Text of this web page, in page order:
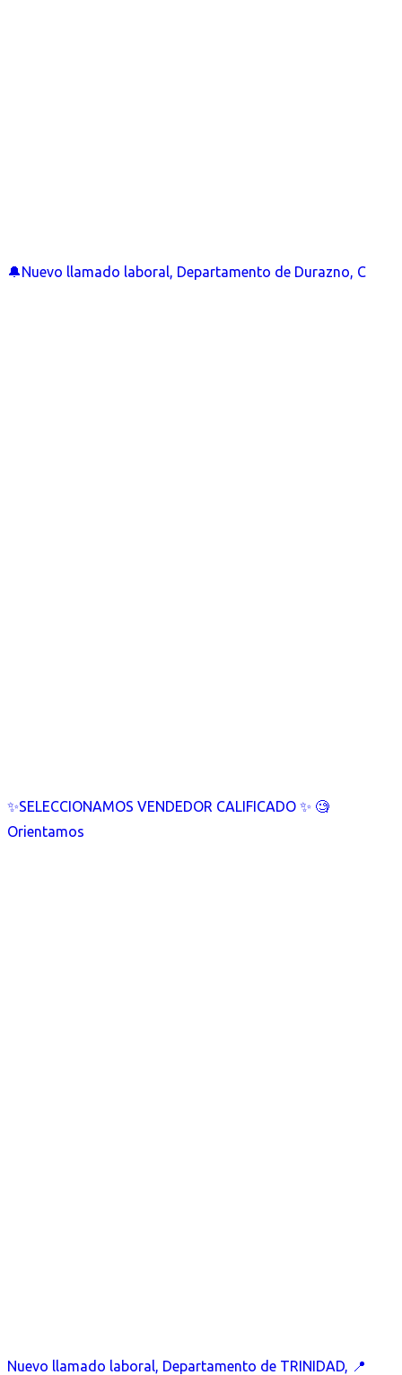
🔔Nuevo llamado laboral, Departamento de Durazno, C
✨SELECCIONAMOS VENDEDOR CALIFICADO ✨ 🧐
Orientamos
Nuevo llamado laboral, Departamento de TRINIDAD, 📍